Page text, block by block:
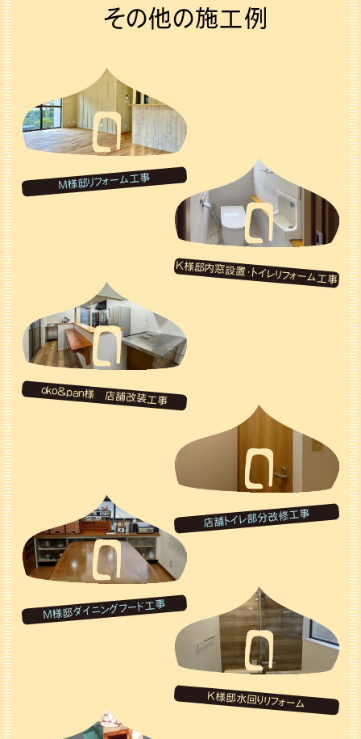
その他の施工例
M様邸リフォーム工事
K様邸内窓設置・トイレリフォーム工事
oko&pan様 店舗改装工事
店舗トイレ部分改修工事
M様邸ダイニングフード工事
K様邸水回りリフォーム